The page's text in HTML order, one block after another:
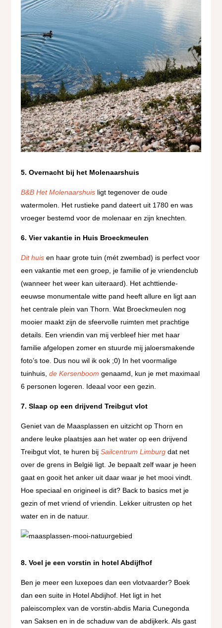
5. Overnacht bij het Molenaarshuis
B&B Het Molenaarshuis ligt tegenover de oude
watermolen. Het rustieke pand dateert uit 1780 en was
vroeger bestemd voor de molenaar en zijn knechten.
6. Vier vakantie in Huis Broeckmeulen
Dit huis en haar grote tuin (mét zwembad) is perfect voor
een vakantie met een groep, je familie of je vriendenclub
(wanneer het weer kan uiteraard). Het achttiende-
eeuwse monumentale witte pand heeft allure en ligt aan
het centrale plein van Thorn. Wat Broeckmeulen nog
mooier maakt zijn de sfeervolle ruimten met prachtige
details. Een vriendin van mij verbleef hier met haar
familie afgelopen zomer en stuurde mij jaloersmakende
foto’s toe. Dus nou wil ik ook ;0) In het voormalige
tuinhuis,de Kersenboom genaamd, kun je met maximaal
6 personen logeren. Ideaal voor een gezin.
7. Slaap op een drijvend Treibgut vlot
Geniet van de Maasplassen en uitzicht op Thorn en
andere leuke plaatsjes aan het water op een drijvend
Treibgut vlot, te huren bijSailcentrum Limburg dat net
over de grens in België ligt. Je bepaalt zelf waar je heen
gaat en gooit het anker uit daar waar je het mooi vindt.
Hoe speciaal en origineel is dit? Back to basics met je
gezin of met vriend of vriendin. Lekker uitrusten op het
water en in de natuur.
8. Voel je een vorstin in hotel Abdijfhof
Ben je meer een luxepoes dan een vlotvaarder? Boek
dan een suite in Hotel Abdijhof. Het ligt in het
paleiscomplex van de vorstin-abdis Maria Cunegonda
van Saksen en in de schaduw van de abdijkerk. Als gast